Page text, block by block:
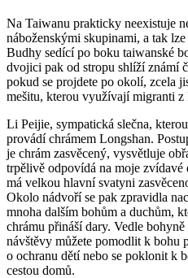
Na Taiwanu prakticky neexistuje
náboženskými skupinami, a tak
Budhy sedící po boku taiwanské
dvojici pak od stropu shlíží známí
pokud se projdete po okolí, zcela
mešitu, kterou využívají migranti z
Li Peijie, sympatická slečna,
provádí chrámem Longshan.
je chrám zasvěcený, vysvětluje
trpělivě odpovídá na moje
má velkou hlavní svatyni
Okolo nádvoří se pak zpravidla
mnoha dalším bohům a duchům,
chrámu přináší dary. Vedle
návštěvy můžete pomodlit k bohu
o ochranu dětí nebo se poklonit k
cestou domů.